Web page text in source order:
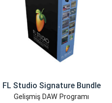
FL Studio Signature Bundle
Gelişmiş DAW Programı